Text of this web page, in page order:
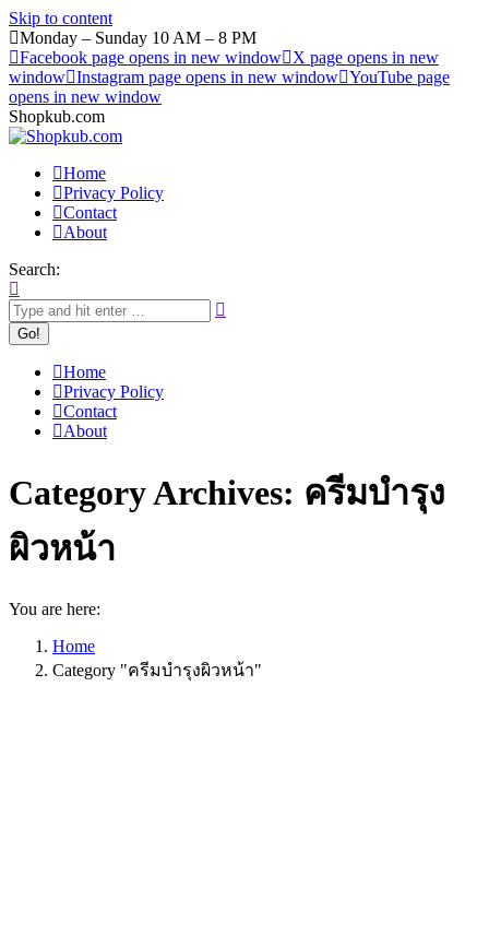
Skip to content
Monday – Sunday 10 AM – 8 PM
Facebook page opens in new window
X page opens in new
window Instagram page opens in new window YouTube page
opens in new window
Shopkub.com
Home
Privacy Policy
Contact
About
Search:
Home
Privacy Policy
Contact
About
Category Archives: ครีมบํารุง
ผิวหน้า
You are here:
Home
Category "ครีมบํารุงผิวหน้า"